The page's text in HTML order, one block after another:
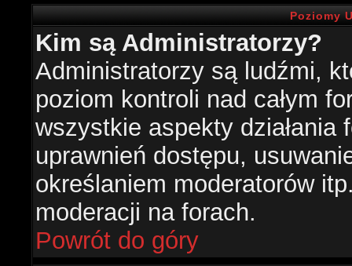
Poziomy
Kim są Administratorzy?
Administratorzy są ludźmi,
poziom kontroli nad całym
wszystkie aspekty działania
uprawnień dostępu,
określaniem moderatorów
moderacji na forach.
Powrót do góry